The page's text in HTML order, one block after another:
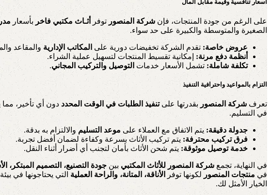
أسعار تنافسية وقيمة مقابل المال
على الرغم من جودة المنتجات، فإن شركة المنصورتوفر أثـاث مكتبي فاخر بأسعار
الصغيرة والمتوسطة والكبيرة على حد سواء.
عروض خاصة: تقدم الشركة تخفيضات دورية على المكاتب الإدارية والمقاعد
أنظمة دفع مرنة:إمكانية تقسيط المنتجات لتسهيل عملية الشراء.
تكلفة شاملة:تشمل الأسعار خدمات التوصيل والتركيب المجاني.
التزام بالمواعيد واحترافية التنفيذ
تعرف شركة المنصور بقدرتها علىتنفيذ الطلبات في الوقت المحدد دون أي تأخير،
في التسليم.
جدولة دقيقة:يتم الاتفاق مع العملاء على موعد التسليم والالتزام به بدقة.
فرق تركيب محترفة: يتم تركيب الأثاث بسرعة وكفاءة لضمان أفضل تجربة.
خدمة توصيل موثوقة:يتم شحن الأثاث بأمان لتجنب أي أضرار أثناء النقل.
في النهاية، تجمع شركة المنصور للأثاث المكتبي بينجودة التصنيع، التصميم المبتكر،
في منتجات المنصور لكونها توفر الأناقة، المتانة، والراحة العملية التي يحتاجونها في
الخيار الأمثل لك.